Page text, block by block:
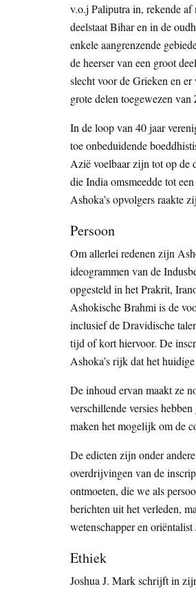
v.o.j Paliputra in, rekende
deelstaat Bihar en in de
enkele aangrenzende
de heerser van een groot
slecht voor de Grieken en
grote delen toegewezen
In de loop van 40 jaar
toe onbeduidende
Azië voelbaar zijn tot op de
die India omsmeedde tot
Ashoka’s opvolgers raakte
Persoon
Om allerlei redenen zijn
ideogrammen van de
opgesteld in het Prakrit,
Ashokische Brahmi is de
inclusief de Dravidische
tijd of kort hiervoor. De
Ashoka’s rijk dat het
De inhoud ervan maakt ze
verschillende versies
maken het mogelijk om de
De edicten zijn onder
overdrijvingen van de
ontmoeten, die we als
berichten uit het verleden,
wetenschapper en
Ethiek
Joshua J. Mark schrijft in